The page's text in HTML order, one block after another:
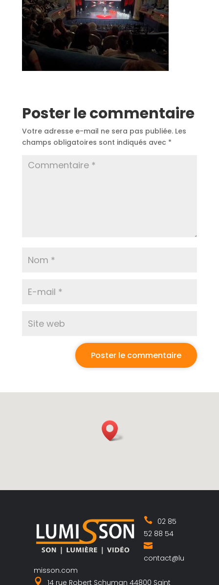
Poster le commentaire
Votre adresse e-mail ne sera pas publiée. Les
champs obligatoires sont indiqués avec *
02 85
52 88 54
contact@lu
misson.com
14 rue Robert Schuman 44800 Saint